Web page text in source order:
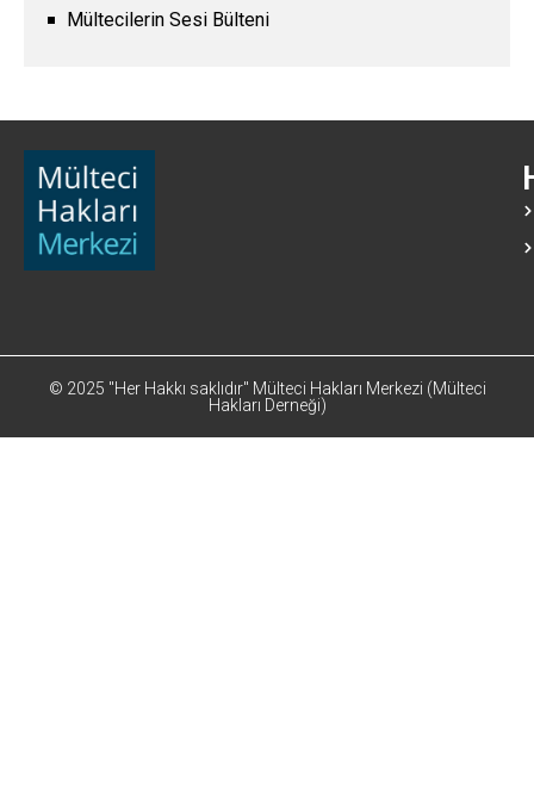
Mültecilerin Sesi Bülteni
© 2025 "Her Hakkı saklıdır" Mülteci Hakları Merkezi (Mülteci
Hakları Derneği)